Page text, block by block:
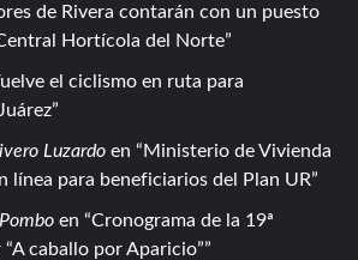
de Rivera contarán con un puesto
Hortícola del Norte
el ciclismo en ruta para
Luzardo en
Ministerio de Vivienda
línea para beneficiarios del Plan UR
en
Cronograma de la 19ª
caballo por Aparicio”